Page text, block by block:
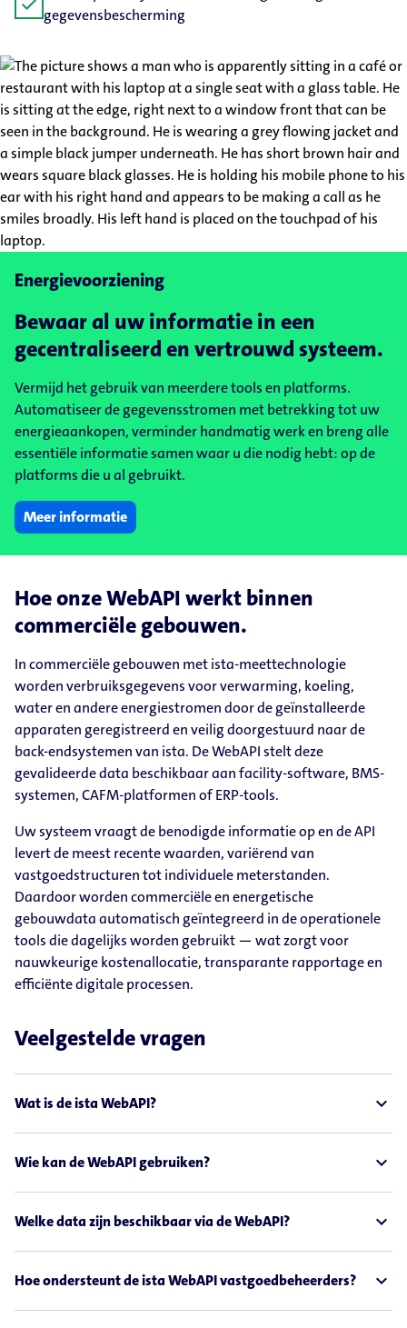
gegevensbescherming
Energievoorziening
Bewaar al uw informatie in een
gecentraliseerd en vertrouwd systeem.
Vermijd het gebruik van meerdere tools en platforms.
Automatiseer de gegevensstromen met betrekking tot uw
energieaankopen, verminder handmatig werk en breng alle
essentiële informatie samen waar u die nodig hebt: op de
platforms die u al gebruikt.
Meer informatie
Hoe onze WebAPI werkt binnen
commerciële gebouwen.
In commerciële gebouwen met ista-meettechnologie
worden verbruiksgegevens voor verwarming, koeling,
water en andere energiestromen door de geïnstalleerde
apparaten geregistreerd en veilig doorgestuurd naar de
back-endsystemen van ista. De WebAPI stelt deze
gevalideerde data beschikbaar aan facility-software, BMS-
systemen, CAFM-platformen of ERP-tools.
Uw systeem vraagt de benodigde informatie op en de API
levert de meest recente waarden, variërend van
vastgoedstructuren tot individuele meterstanden.
Daardoor worden commerciële en energetische
gebouwdata automatisch geïntegreerd in de operationele
tools die dagelijks worden gebruikt — wat zorgt voor
nauwkeurige kostenallocatie, transparante rapportage en
efficiënte digitale processen.
Veelgestelde vragen
Wat is de ista WebAPI? expand_less
Wie kan de WebAPI gebruiken? expand_less
Welke data zijn beschikbaar via de WebAPI? expand_less
Hoe ondersteunt de ista WebAPI vastgoedbeheerders? expand_less